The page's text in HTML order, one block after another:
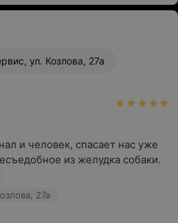
ул. Козлова, 27а
и человек, спасает нас уже
из желудка собаки.
27а